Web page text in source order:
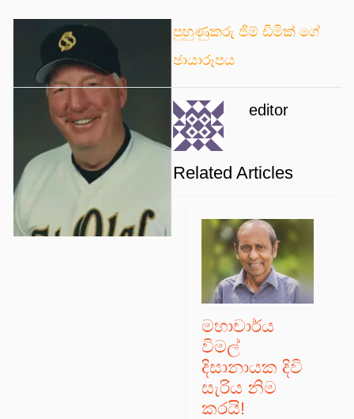
පුහුණුකරු ජිම් ඩිමික් ගේ
ඡායාරූපය
editor
Related Articles
මහාචාර්ය
විමල්
දිසානායක දිවි
සැරිය නිම
කරයි!